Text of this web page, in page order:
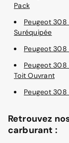
Pack
Peugeot 308
Suréquipée
Peugeot 308
Peugeot 308
Toit Ouvrant
Peugeot 308
Retrouvez
carburant :